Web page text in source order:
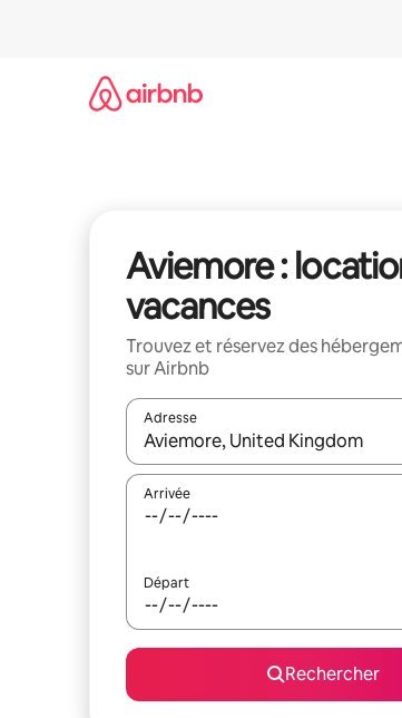
Aviemore :
vacances
Trouvez et réservez des
sur Airbnb
Adresse
Lorsque les résultats s'affichent,
Arrivée
Départ
Rechercher